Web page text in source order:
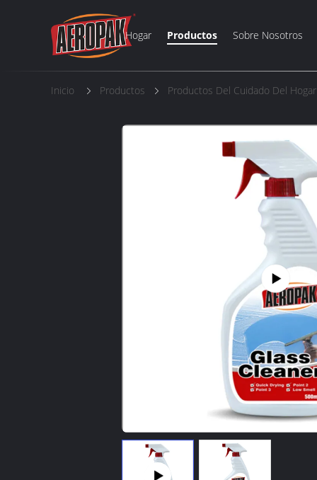
Hogar Productos Sobre Nosotros
Inicio Productos Productos Del Cuidado Del Hogar